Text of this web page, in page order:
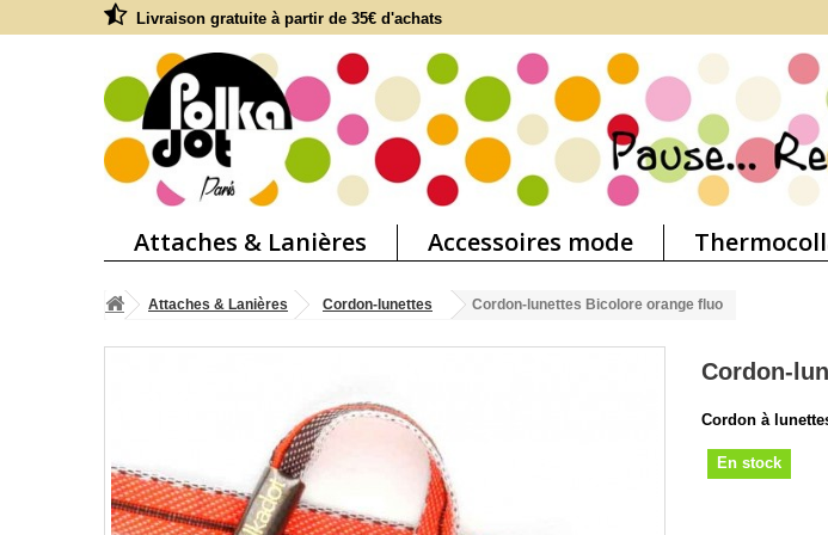
Livraison gratuite à partir de 35€ d'achats
Attaches & Lanières Accessoires mode
Attaches & Lanières Cordon-lunettes Cordon-lunettes Bicolore orange fluo
Cordon-
Cordon à
En stock